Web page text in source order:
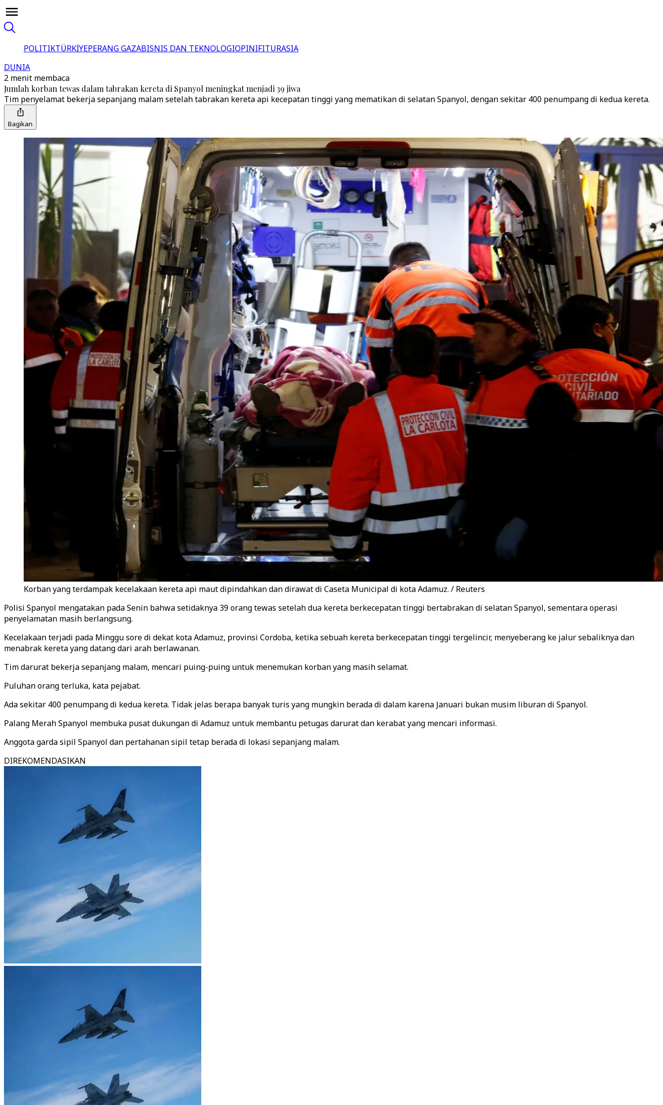
POLITIKTÜRKİYEPERANG GAZABISNIS DAN TEKNOLOGIOPINIFITURASIA
DUNIA
2 menit membaca
Jumlah korban tewas dalam tabrakan kereta di Spanyol meningkat menjadi 39 jiwa
Tim penyelamat bekerja sepanjang malam setelah tabrakan kereta api kecepatan tinggi yang mematikan di selatan Spanyol, dengan sekitar 400 penumpang di kedua kereta.
Bagikan
Korban yang terdampak kecelakaan kereta api maut dipindahkan dan dirawat di Caseta Municipal di kota Adamuz. / Reuters
Polisi Spanyol mengatakan pada Senin bahwa setidaknya 39 orang tewas setelah dua kereta berkecepatan tinggi bertabrakan di selatan Spanyol, sementara operasi
penyelamatan masih berlangsung.
Kecelakaan terjadi pada Minggu sore di dekat kota Adamuz, provinsi Cordoba, ketika sebuah kereta berkecepatan tinggi tergelincir, menyeberang ke jalur sebaliknya dan
menabrak kereta yang datang dari arah berlawanan.
Tim darurat bekerja sepanjang malam, mencari puing-puing untuk menemukan korban yang masih selamat.
Puluhan orang terluka, kata pejabat.
Ada sekitar 400 penumpang di kedua kereta. Tidak jelas berapa banyak turis yang mungkin berada di dalam karena Januari bukan musim liburan di Spanyol.
Palang Merah Spanyol membuka pusat dukungan di Adamuz untuk membantu petugas darurat dan kerabat yang mencari informasi.
Anggota garda sipil Spanyol dan pertahanan sipil tetap berada di lokasi sepanjang malam.
DIREKOMENDASIKAN